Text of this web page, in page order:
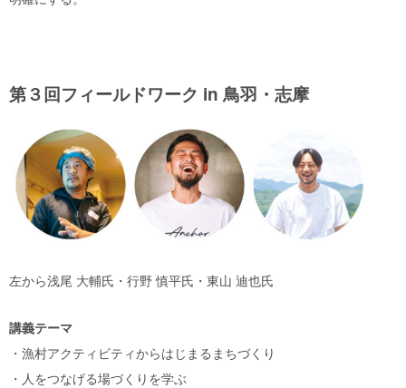
第３回フィールドワーク in 鳥羽・志摩
左から浅尾 大輔氏・行野 慎平氏・東山 迪也氏
講義テーマ
・漁村アクティビティからはじまるまちづくり
・人をつなげる場づくりを学ぶ